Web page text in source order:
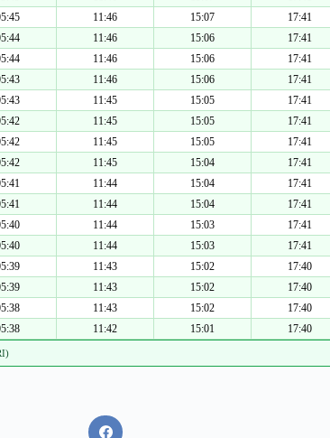
11:46 15:07 17:41
11:46 15:06 17:41
11:46 15:06 17:41
11:46 15:06 17:41
11:45 15:05 17:41
11:45 15:05 17:41
11:45 15:05 17:41
11:45 15:04 17:41
11:44 15:04 17:41
11:44 15:04 17:41
11:44 15:03 17:41
11:44 15:03 17:41
11:43 15:02 17:40
11:43 15:02 17:40
11:43 15:02 17:40
11:42 15:01 17:40